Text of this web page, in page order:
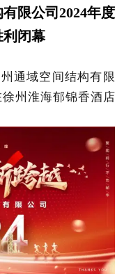
限公司2024年度
闭幕
通域空间结构有限
州淮海郁锦香酒店